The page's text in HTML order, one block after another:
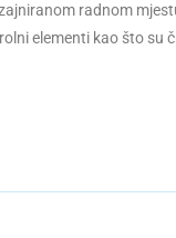
radnom
elementi kao što su